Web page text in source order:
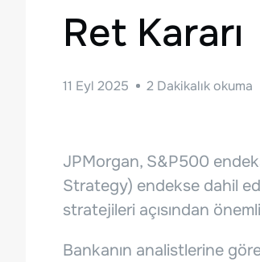
Ret Kararı
11 Eyl 2025 2 Dakikalık okuma
JPMorgan, S&P500
Strategy) endekse dahil
stratejileri açısından
Bankanın analistlerine